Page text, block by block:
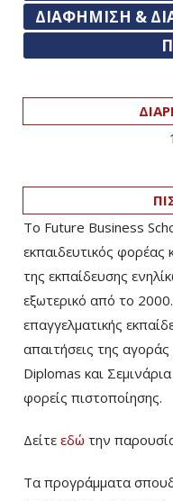
ΔΙΑΦΗΜΙΣΗ &
Το Future Business
εκπαιδευτικός φορέας
της εκπαίδευσης
εξωτερικό από το
επαγγελματικής
απαιτήσεις της
Diplomas και
φορείς πιστοποίησης.
Δείτε εδώ την
Τα προγράμματα